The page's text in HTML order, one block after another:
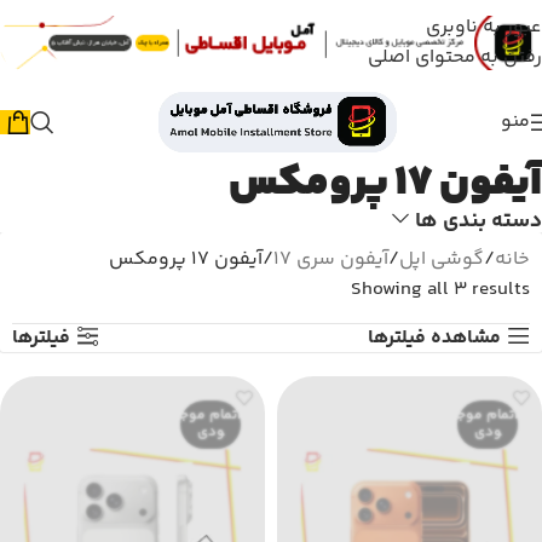
عبور به ناوبری
رفتن به محتوای اصلی
منو
آیفون 17 پرومکس
دسته بندی ها
خانه گوشی اپل آیفون سری 17
آیفون 17 پرومکس
Showing all 3 results
مشاهده فیلترها
فیلترها
اتمام موج
ودی
اتمام موج
ودی